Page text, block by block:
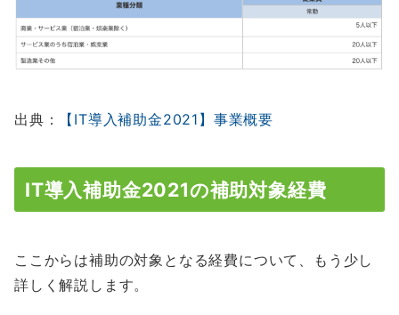
出典： 【IT導入補助金2021】事業概要
IT導入補助金2021の補助対象経費
ここからは補助の対象となる経費について、もう少し
詳しく解説します。